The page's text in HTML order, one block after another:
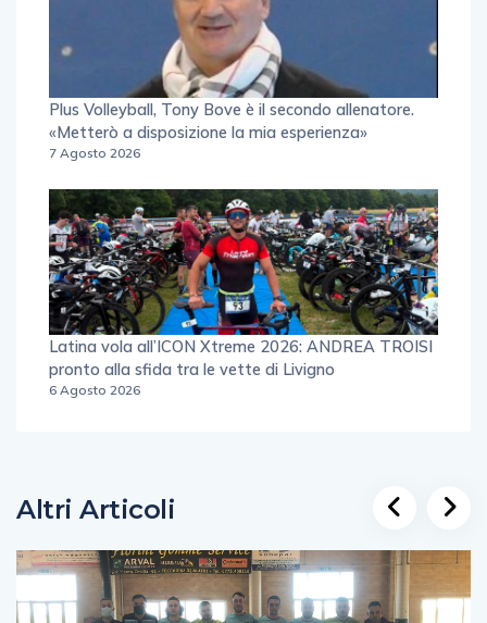
Plus Volleyball, Tony Bove è il secondo allenatore.
«Metterò a disposizione la mia esperienza»
7 Agosto 2026
Latina vola all’ICON Xtreme 2026: ANDREA TROISI
pronto alla sfida tra le vette di Livigno
6 Agosto 2026
Altri Articoli